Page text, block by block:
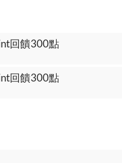
回饋300點
回饋300點